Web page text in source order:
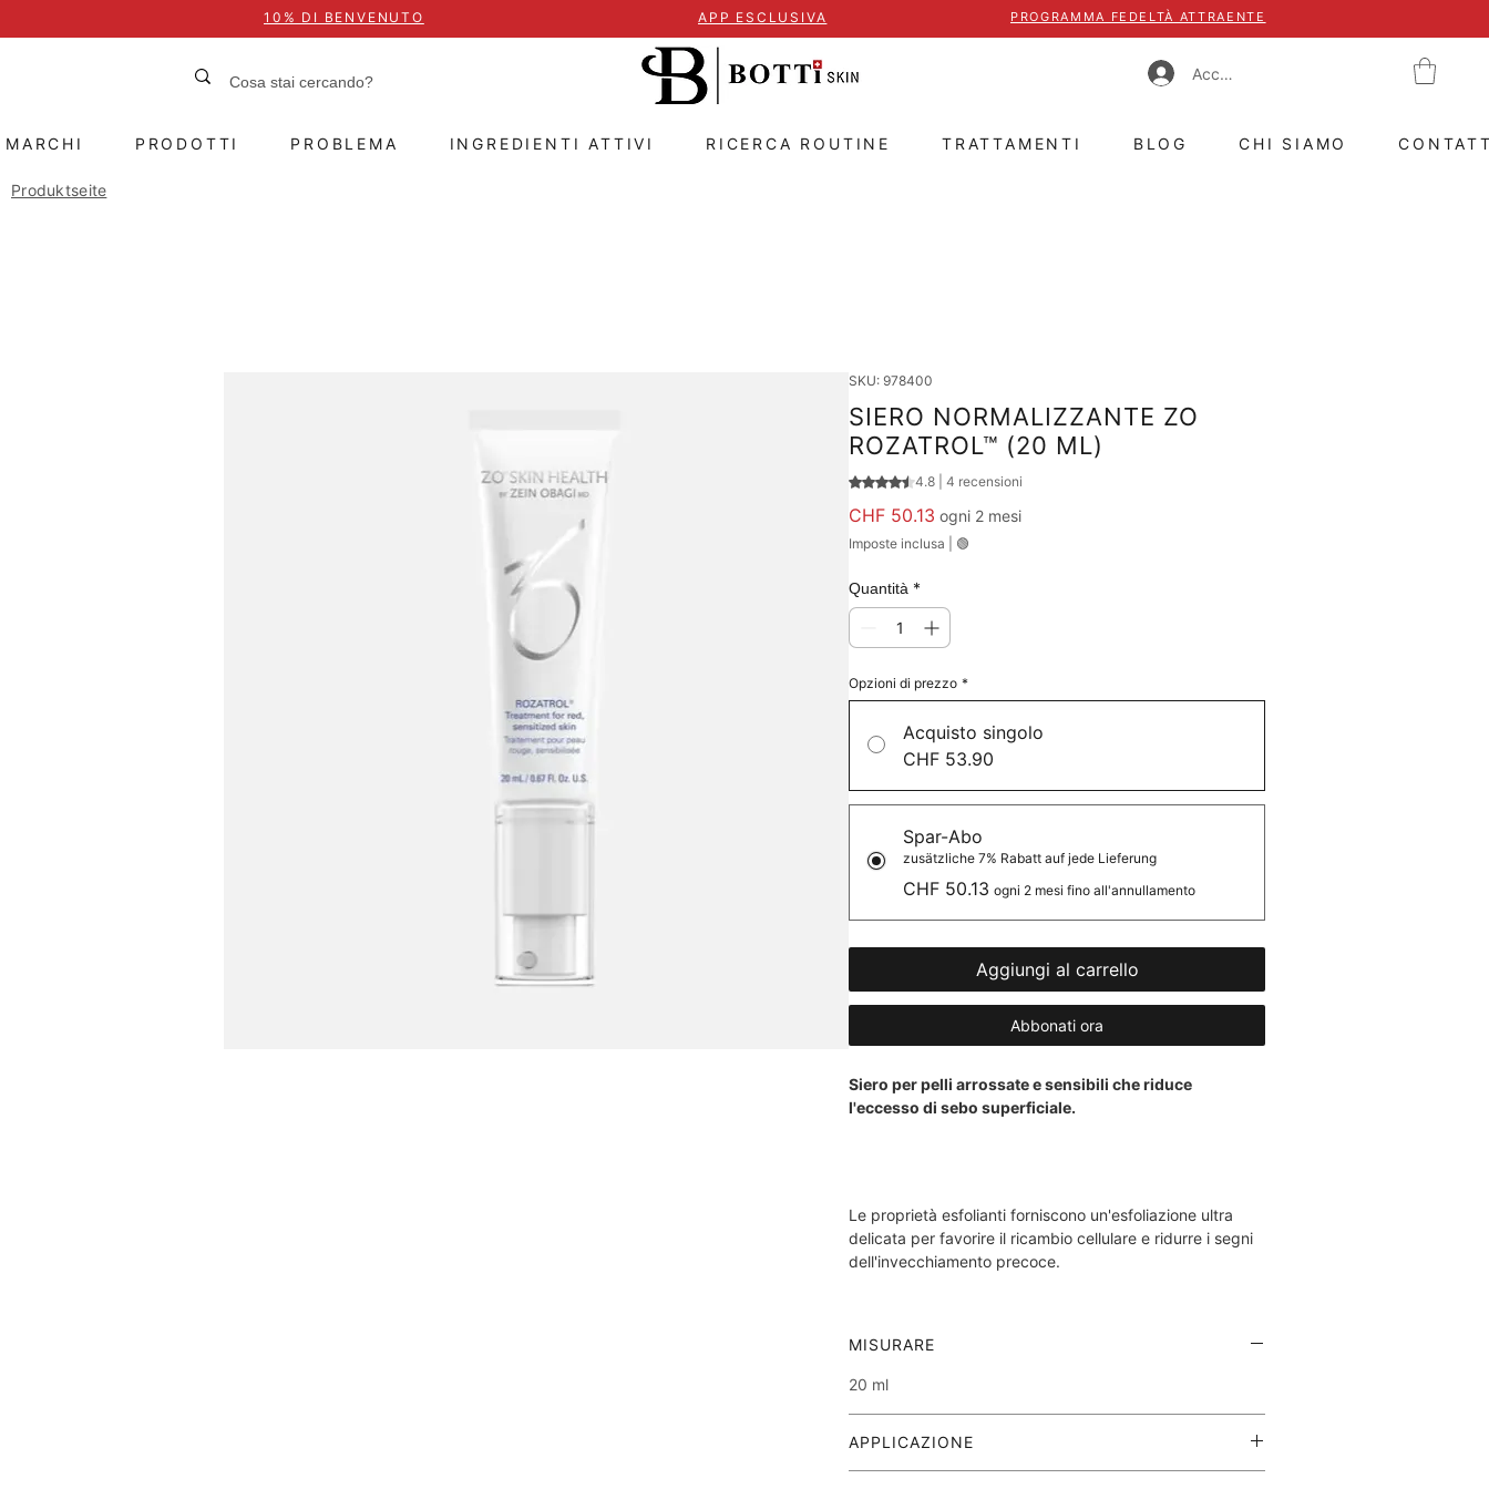
Accedi
10% DI BENVENUTO APP ESCLUSIVA PROGRAMMA FEDELTÀ ATTRAENTE
MARCHI PRODOTTI PROBLEMA INGREDIENTI ATTIVI RICERCA ROUTINE TRATTAMENTI BLOG CHI SIAMO
Produktseite
SKU: 978400
SIERO NORMALIZZANTE ZO
ROZATROL™ (20 ML)
Sulla base di 4 recensioni, la valutazione è 4.8 su cinque stelle
4.8 | 4 recensioni
CHF 50.13 Prezzo
ogni 2 mesi
Imposte inclusa 🟢
Quantità *
Opzioni di prezzo *
Acquisto singolo
CHF 53.90
Spar-Abo
zusätzliche 7% Rabatt auf jede Lieferung
CHF 50.13 ogni 2 mesi fino all'annullamento
Aggiungi al carrello
Abbonati ora
Siero per pelli arrossate e sensibili che riduce
l'eccesso di sebo superficiale.
Le proprietà esfolianti forniscono un'esfoliazione ultra
delicata per favorire il ricambio cellulare e ridurre i segni
dell'invecchiamento precoce.
MISURARE
20 ml
APPLICAZIONE